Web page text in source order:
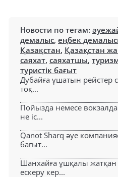
Новости по тегам:
демалыс, еңбек
Қазақстан, Қазақстан
саяхат, саяхатшы,
туристік бағыт
Дубайға ұшатын рейстер
тоқ...
Пойызда немесе
не іс...
Qanot Sharq әуе
бағыт...
Шанхайға ұшқалы
ескеру кер...